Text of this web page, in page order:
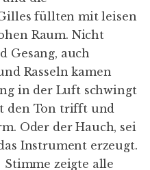
füllten mit leisen
Raum. Nicht
Gesang, auch
Rasseln kamen
in der Luft schwingt
den Ton trifft und
Oder der Hauch, sei
Instrument erzeugt.
zeigte alle